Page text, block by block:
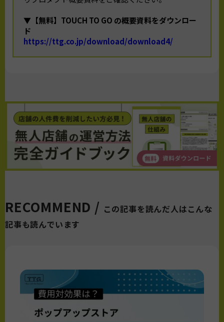
▼【無料】TOUCH TO GO の概要資料をダウンロー
ド
https://ttg.co.jp/download/download4/
RECOMMEND / この記事を読んだ人はこんな
記事も読んでいます